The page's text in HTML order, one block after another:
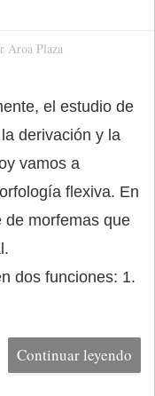
Aroa Plaza
el estudio de
derivación y la
vamos a
flexiva. En
de morfemas que
dos funciones: 1.
Continuar leyendo